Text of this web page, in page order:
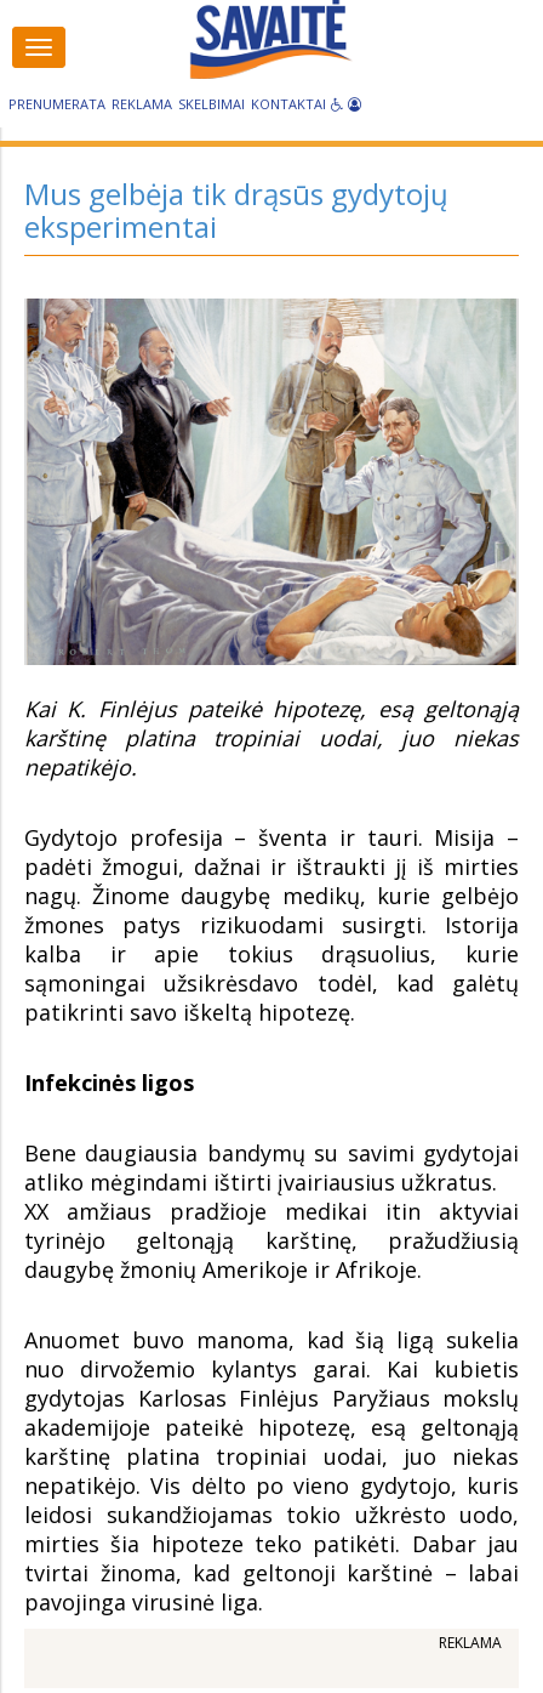
PRENUMERATA REKLAMA SKELBIMAI KONTAKTAI
Visos
kategorijos
Mus gelbėja tik drąsūs gydytojų
eksperimentai
Kai K. Finlėjus pateikė hipotezę, esą geltonąją
karštinę platina tropiniai uodai, juo niekas
nepatikėjo.
Gydytojo profesija – šventa ir tauri. Misija –
padėti žmogui, dažnai ir ištraukti jį iš mirties
nagų. Žinome daugybę medikų, kurie gelbėjo
žmones patys rizikuodami susirgti. Istorija
kalba ir apie tokius drąsuolius, kurie
sąmoningai užsikrėsdavo todėl, kad galėtų
patikrinti savo iškeltą hipotezę.
Infekcinės ligos
Bene daugiausia bandymų su savimi gydytojai
atliko mėgindami ištirti įvairiausius užkratus.
XX amžiaus pradžioje medikai itin aktyviai
tyrinėjo geltonąją karštinę, pražudžiusią
daugybę žmonių Amerikoje ir Afrikoje.
Anuomet buvo manoma, kad šią ligą sukelia
nuo dirvožemio kylantys garai. Kai kubietis
gydytojas Karlosas Finlėjus Paryžiaus mokslų
akademijoje pateikė hipotezę, esą geltonąją
karštinę platina tropiniai uodai, juo niekas
nepatikėjo. Vis dėlto po vieno gydytojo, kuris
leidosi sukandžiojamas tokio užkrėsto uodo,
mirties šia hipoteze teko patikėti. Dabar jau
tvirtai žinoma, kad geltonoji karštinė – labai
pavojinga virusinė liga.
REKLAMA
Visos
kategorijos